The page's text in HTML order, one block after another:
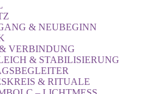
& NEUBEGINN
VERBINDUNG
& STABILISIERUNG
& RITUALE